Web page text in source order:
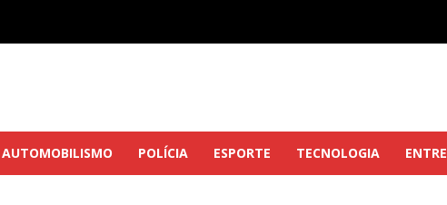
AUTOMOBILISMO POLÍCIA ESPORTE TECNOLOGIA